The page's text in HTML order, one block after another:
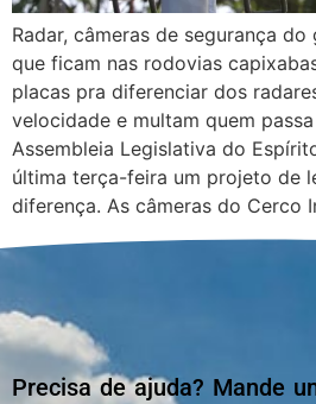
Radar, câmeras de segurança
que ficam nas rodovias
placas pra diferenciar dos
velocidade e multam quem
Assembleia Legislativa do
última terça-feira um projeto de
diferença. As câmeras do Cerco
Precisa de ajuda? Mande